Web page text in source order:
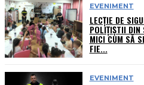
EVENIMENT
LECȚIE DE
POLIȚIȘTII DIN
MICI CUM SĂ
FIE...
EVENIMENT